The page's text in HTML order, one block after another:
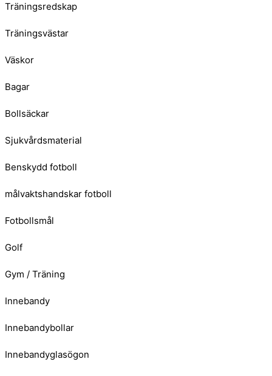
Träningsredskap
Träningsvästar
Väskor
Bagar
Bollsäckar
Sjukvårdsmaterial
Benskydd fotboll
målvaktshandskar fotboll
Fotbollsmål
Golf
Gym / Träning
Innebandy
Innebandybollar
Innebandyglasögon